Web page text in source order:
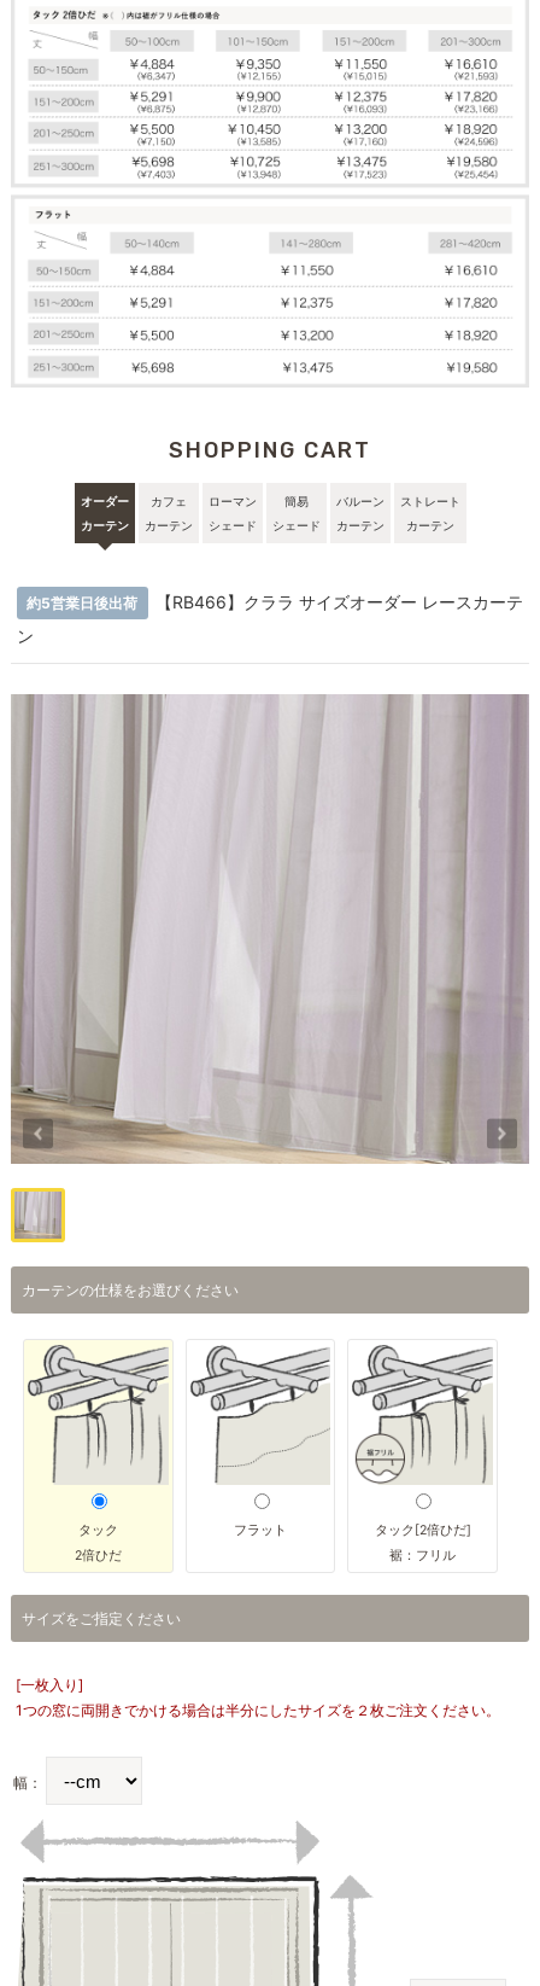
SHOPPING CART
オーダー
カーテン
カフェ
カーテン
ローマン
シェード
簡易
シェード
バルーン
カーテン
ストレート
カーテン
約5営業日後出荷
【RB466】クララ サイズオーダー レースカーテ
ン
カーテンの仕様をお選びください
タック
2倍ひだ
フラット
タック[2倍ひだ]
裾：フリル
サイズをご指定ください
[一枚入り]
1つの窓に両開きでかける場合は半分にしたサイズを２枚ご注文ください。
幅：